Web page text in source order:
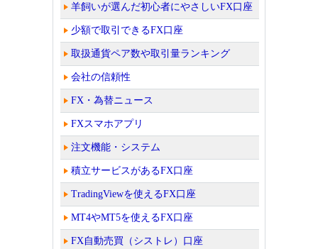
羊飼いが選んだ初心者にやさしいFX口座
少額で取引できるFX口座
取扱通貨ペア数や取引量ランキング
会社の信頼性
FX・為替ニュース
FXスマホアプリ
注文機能・システム
積立サービスがあるFX口座
TradingViewを使えるFX口座
MT4やMT5を使えるFX口座
FX自動売買（シストレ）口座